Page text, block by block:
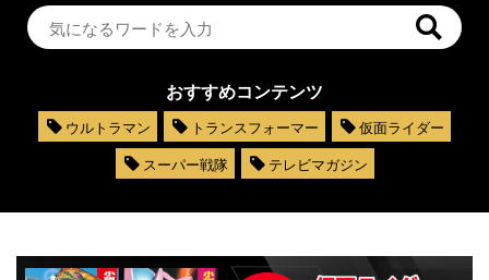
おすすめコンテンツ
ウルトラマン トランスフォーマー
仮面ライダー
スーパー戦隊
テレビマガジン